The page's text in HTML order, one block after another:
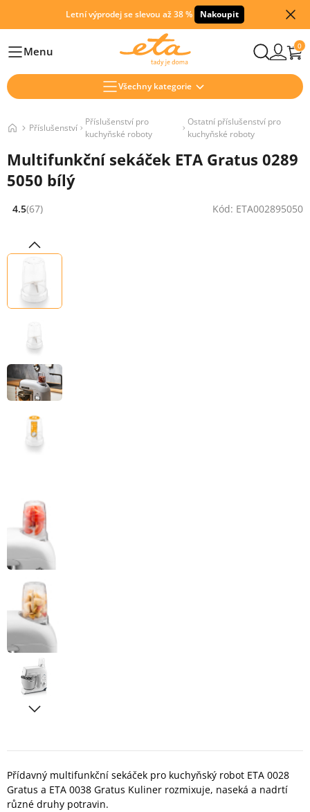
Letní výprodej se slevou až 38 % Nakoupit
HlavníMenu 0
Všechny kategorie
Příslušenství
Příslušenství pro
kuchyňské roboty
Ostatní příslušenství pro
kuchyňské roboty
Multifunkční sekáček ETA Gratus 0289
5050 bílý
Hodnocení: 4.5 z 5 (67 recenzí)
4.5(67) Kód: ETA002895050
Přídavný multifunkční sekáček pro kuchyňský robot ETA 0028
Gratus a ETA 0038 Gratus Kuliner rozmixuje, naseká a nadrtí
různé druhy potravin.